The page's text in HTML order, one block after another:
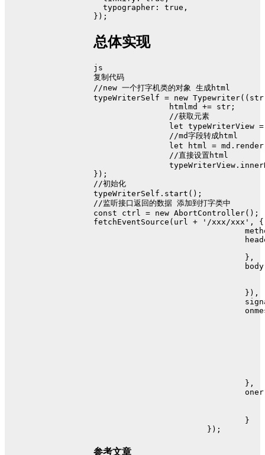
typographer : true ,
});
总体实现
js
复制代码
//new 一个打字机类的对象 生成html
typeWriterSelf = new Typewriter( ( str
		htmlmd += str;
//获取元素
let typeWriterView
//md字段转成html
let html = md. render
//直接设置html
		typeWriterView.
});
//初始化
typeWriterSelf. start ();
//监听接口返回的数据 添加到打字类中
const ctrl = new AbortController();
fetchEventSource (url + '/xxx/xxx' , {
				},
body
				}),
				},
				}
			});
参考文章